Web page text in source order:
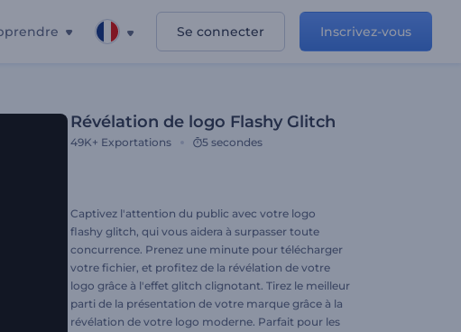
Se connecter Inscrivez-vous
Révélation de logo Flashy Glitch
49K+ Exportations 5 secondes
Captivez l'attention du public avec votre logo
flashy glitch, qui vous aidera à surpasser toute
concurrence. Prenez une minute pour télécharger
votre fichier, et profitez de la révélation de votre
logo grâce à l'effet glitch clignotant. Tirez le meilleur
parti de la présentation de votre marque grâce à la
révélation de votre logo moderne. Parfait pour les